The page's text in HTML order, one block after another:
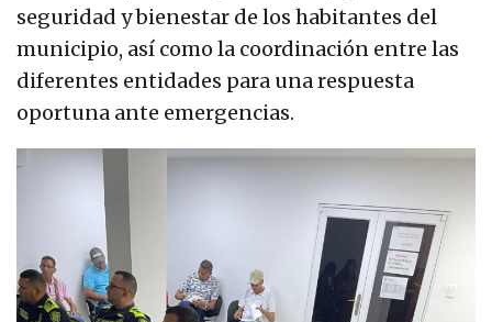
seguridad y bienestar de los habitantes del
municipio, así como la coordinación entre las
diferentes entidades para una respuesta
oportuna ante emergencias.